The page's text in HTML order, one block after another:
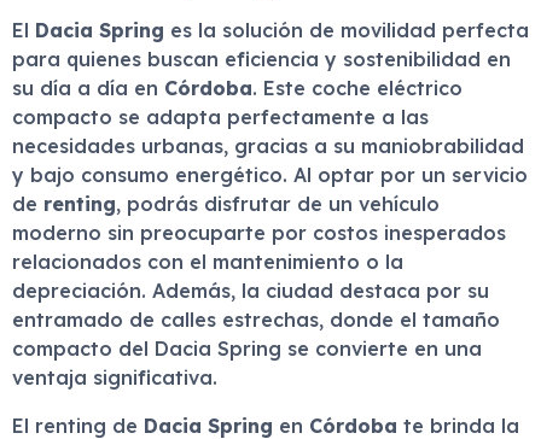
El Dacia Spring es la solución de movilidad perfecta
para quienes buscan eficiencia y sostenibilidad en
su día a día en Córdoba. Este coche eléctrico
compacto se adapta perfectamente a las
necesidades urbanas, gracias a su maniobrabilidad
y bajo consumo energético. Al optar por un servicio
de renting, podrás disfrutar de un vehículo
moderno sin preocuparte por costos inesperados
relacionados con el mantenimiento o la
depreciación. Además, la ciudad destaca por su
entramado de calles estrechas, donde el tamaño
compacto del Dacia Spring se convierte en una
ventaja significativa.
El renting de Dacia Spring en Córdoba te brinda la